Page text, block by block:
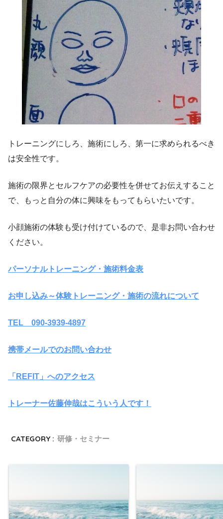
トレーニングにしろ、施術にしろ、第一に求められるべき
は安全性です。
施術の限界とセルフケアの必要性を併せてお伝えすること
で、もっと自分の体に興味をもってもらいたいです。
小顔施術の体験も受け付けているので、是非お問い合わせ
ください。
パーソナルトレーニング・施術料金表
お申し込み～体験トレーニング・施術の流れについて
TEL 090-3939-4897
携帯メールでのお問い合わせ
「REFIT」へのアクセス
トレーナー佐藤伸哉はこういう人です！
CATEGORY : 研修・セミナー